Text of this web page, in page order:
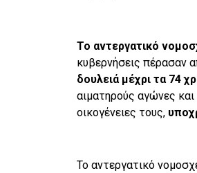
Το αντεργατικό
κυβερνήσεις πέρασαν
δουλειά μέχρι τα 74
αιματηρούς αγώνες και
οικογένειες τους,
Το αντεργατικό